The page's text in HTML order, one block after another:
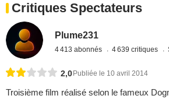
Critiques Spectateurs
Plume231
4 413 abonnés 4 639 critiques
2,0 Publiée le 10 avril 2014
Troisième film réalisé selon le fameux